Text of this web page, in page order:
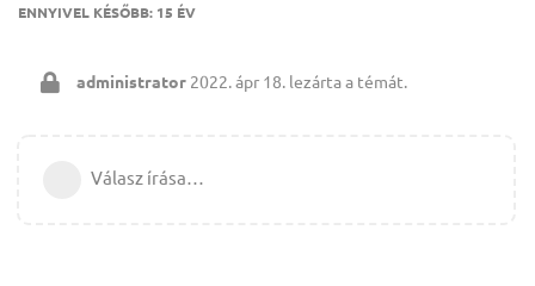
ENNYIVEL KÉSŐBB: 15 ÉV
administrator 2022. ápr 18. lezárta a témát.
Válasz írása…